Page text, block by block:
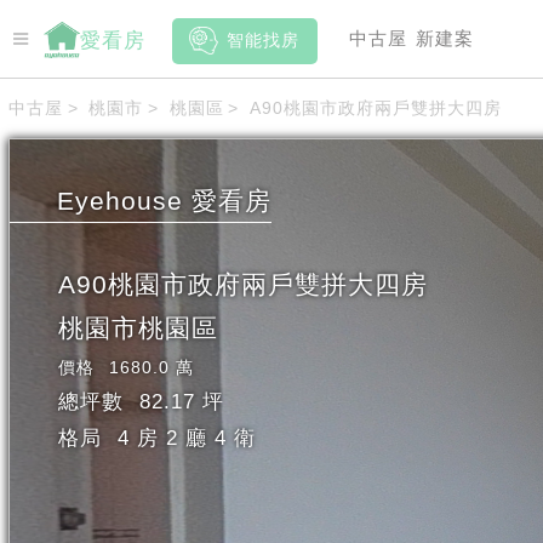
愛看房 智能找房 中古屋 新建案
中古屋 > 桃園市 > 桃園區 > A90桃園市政府兩戶雙拼大四房
Eyehouse 愛看房
A90桃園市政府兩戶雙拼大四房
桃園市桃園區
價格 1680.0 萬
總坪數 82.17 坪
格局
4 房 2 廳 4 衛